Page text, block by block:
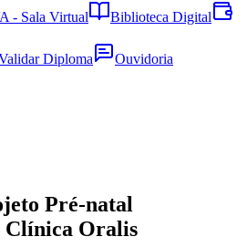
- Sala Virtual
Biblioteca Digital
Diploma
Ouvidoria
Pré-natal
Clínica Oralis